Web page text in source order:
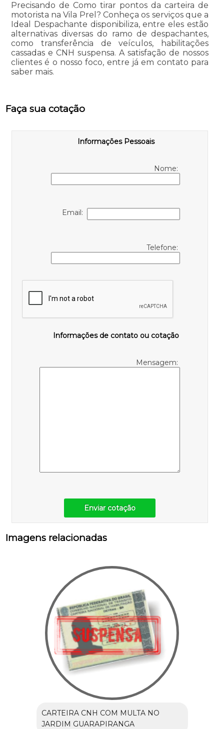
Precisando de Como tirar pontos da carteira de
motorista na Vila Prel? Conheça os serviços que a
Ideal Despachante disponibiliza, entre eles estão
alternativas diversas do ramo de despachantes,
como transferência de veículos, habilitações
cassadas e CNH suspensa. A satisfação de nossos
clientes é o nosso foco, entre já em contato para
saber mais.
Faça sua cotação
Informações Pessoais
Nome:
Email:
Telefone:
Informações de contato ou cotação
Mensagem:
Enviar cotação
Imagens relacionadas
CARTEIRA CNH COM MULTA NO
JARDIM GUARAPIRANGA